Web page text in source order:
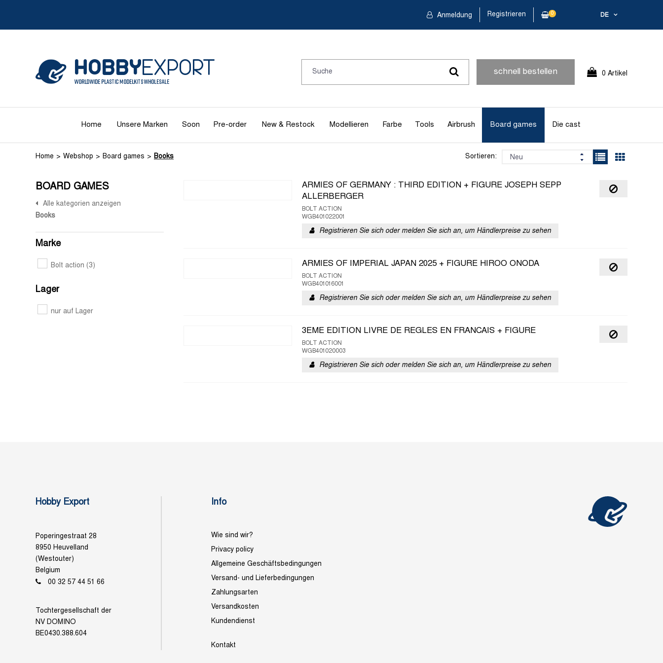
DE
Anmeldung Registrieren 0
schnell bestellen 0 Artikel
Home Unsere Marken Soon Pre-order New & Restock Modellieren Farbe Tools Airbrush Board games Die cast
Home Webshop Board games Books Sortieren:
BOARD GAMES
Alle kategorien anzeigen
Books
Marke
Bolt action (3)
Lager
nur auf Lager
ARMIES OF GERMANY : THIRD EDITION + FIGURE JOSEPH SEPP
ALLERBERGER
BOLT ACTION
WGB401022001
Registrieren Sie sich oder melden Sie sich an, um Händlerpreise zu sehen
ARMIES OF IMPERIAL JAPAN 2025 + FIGURE HIROO ONODA
BOLT ACTION
WGB401016001
Registrieren Sie sich oder melden Sie sich an, um Händlerpreise zu sehen
3EME EDITION LIVRE DE REGLES EN FRANCAIS + FIGURE
BOLT ACTION
WGB401020003
Registrieren Sie sich oder melden Sie sich an, um Händlerpreise zu sehen
Hobby Export
Poperingestraat 28
8950 Heuvelland
(Westouter)
Belgium
00 32 57 44 51 66
Tochtergesellschaft der
NV DOMINO
BE0430.388.604
Info
Wie sind wir?
Privacy policy
Allgemeine Geschäftsbedingungen
Versand- und Lieferbedingungen
Zahlungsarten
Versandkosten
Kundendienst
Kontakt